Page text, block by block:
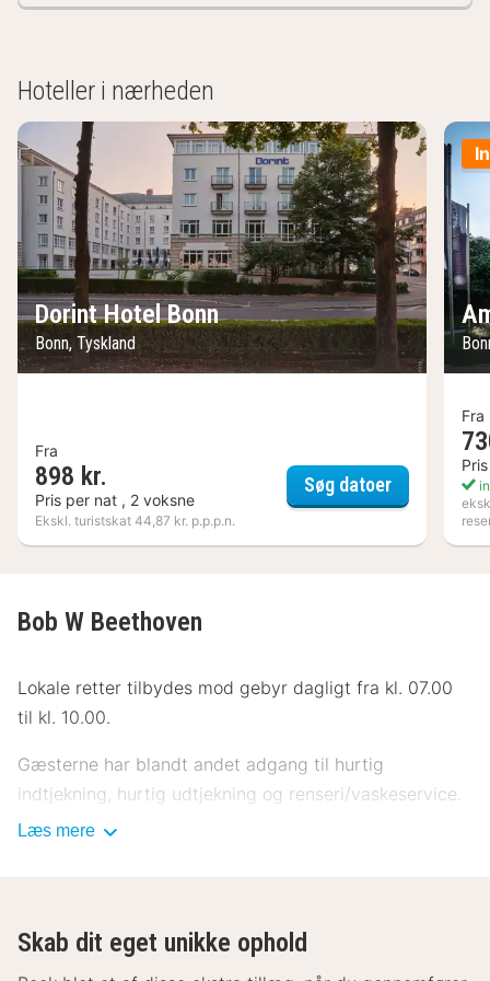
Hoteller i nærheden
Dorint Hotel Bonn
Bonn, Tyskland
Fra
898 kr.
Pris per nat , 2 voksne
Ekskl. turistskat 44,87 kr. p.p.p.n.
Søg datoerDorint Hotel
Fra
Bob W Beethoven
Lokale retter tilbydes mod gebyr dagligt fra kl. 07.00
til kl. 10.00.
Gæsterne har blandt andet adgang til hurtig
indtjekning, hurtig udtjekning og renseri/vaskeservice.
Føl dig hjemme i et af de 19 aircondition-afkølede
sørger for underholdningen. Badeværelserne har
bruser og hårtørrer. Faciliteter inkluderer skriveborde
Læs mere
Skab dit eget unikke ophold